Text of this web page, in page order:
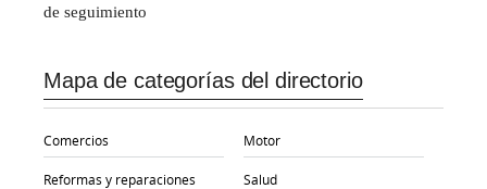
de seguimiento
Mapa de categorías del directorio
Comercios Motor
Reformas y reparaciones Salud